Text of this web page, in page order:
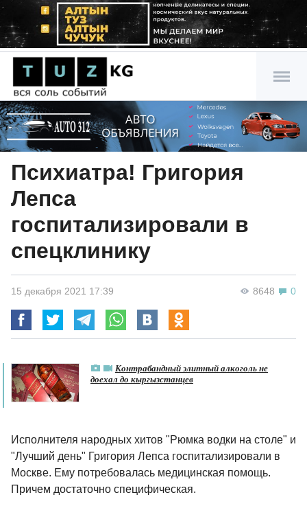
Психиатра! Григория
Лепса
госпитализировали в
спецклинику
8648 0
15 декабря 2021 17:39
Контрабандный элитный алкоголь не
доехал до кыргызстанцев
Исполнителя народных хитов "Рюмка водки на столе" и
"Лучший день" Григория Лепса госпитализировали в
Москве. Ему потребовалась медицинская помощь.
Причем достаточно специфическая.